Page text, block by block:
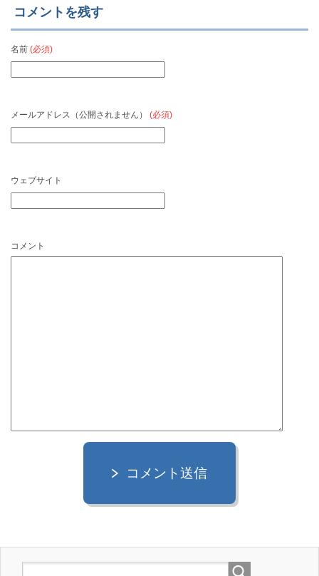
コメントを残す
名前 (必須)
メールアドレス（公開されません） (必須)
ウェブサイト
コメント
コメント送信